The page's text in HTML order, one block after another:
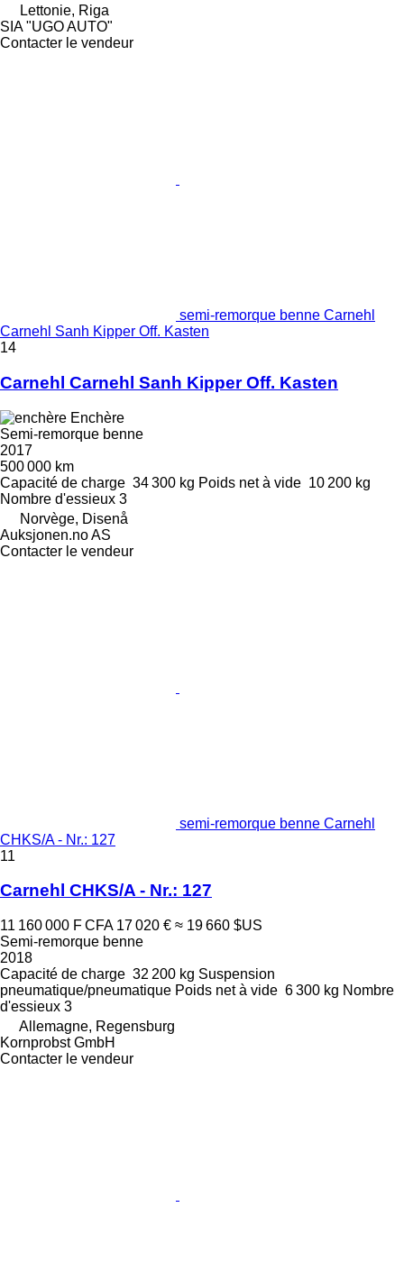
Lettonie, Riga
SIA "UGO AUTO"
Contacter le vendeur
semi-remorque benne Carnehl
Carnehl Sanh Kipper Off. Kasten
14
Carnehl Carnehl Sanh Kipper Off. Kasten
Enchère
Semi-remorque benne
2017
500 000 km
Capacité de charge 34 300 kg Poids net à vide 10 200 kg
Nombre d'essieux 3
Norvège, Disenå
Auksjonen.no AS
Contacter le vendeur
semi-remorque benne Carnehl
CHKS/A - Nr.: 127
11
Carnehl CHKS/A - Nr.: 127
11 160 000 F CFA 17 020 € ≈ 19 660 $US
Semi-remorque benne
2018
Capacité de charge 32 200 kg Suspension
pneumatique/pneumatique Poids net à vide 6 300 kg Nombre
d'essieux 3
Allemagne, Regensburg
Kornprobst GmbH
Contacter le vendeur